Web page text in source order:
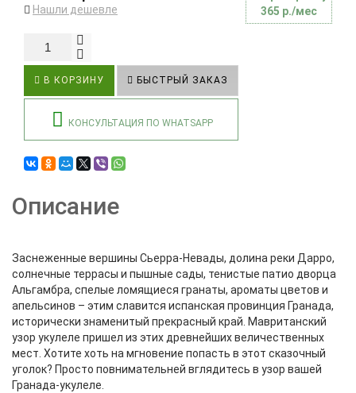
365 р./мес
Нашли дешевле
В КОРЗИНУ БЫСТРЫЙ ЗАКАЗ
КОНСУЛЬТАЦИЯ ПО WHATSAPP
Описание
Заснеженные вершины Сьерра-Невады, долина реки Дарро,
солнечные террасы и пышные сады, тенистые патио дворца
Альгамбра, спелые ломящиеся гранаты, ароматы цветов и
апельсинов – этим славится испанская провинция Гранада,
исторически знаменитый прекрасный край. Мавританский
узор укулеле пришел из этих древнейших величественных
мест. Хотите хоть на мгновение попасть в этот сказочный
уголок? Просто повнимательней вглядитесь в узор вашей
Гранада-укулеле.